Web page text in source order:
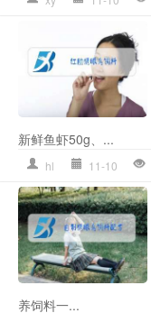
新鲜鱼虾50g、...
hl 11-10
养饲料一...